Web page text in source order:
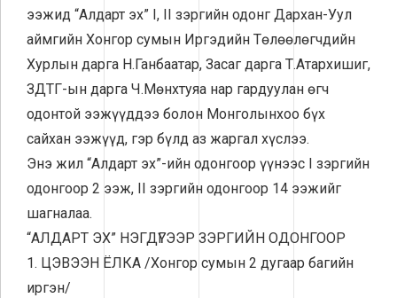
ээжид “Алдарт эх” I, II зэргийн одонг Дархан-Уул
аймгийн Хонгор сумын Иргэдийн Төлөөлөгчдийн
Хурлын дарга Н.Ганбаатар, Засаг дарга Т.Атархишиг,
ЗДТГ-ын дарга Ч.Мөнхтуяа нар гардуулан өгч
одонтой ээжүүддээ болон Монголынхоо бүх
сайхан ээжүүд, гэр бүлд аз жаргал хүслээ.
Энэ жил “Алдарт эх”-ийн одонгоор үүнээс I зэргийн
одонгоор 2 ээж, II зэргийн одонгоор 14 ээжийг
шагналаа.
“АЛДАРТ ЭХ” НЭГДҮГЭЭР ЗЭРГИЙН ОДОНГООР
1. ЦЭВЭЭН ЁЛКА /Хонгор сумын 2 дугаар багийн
иргэн/